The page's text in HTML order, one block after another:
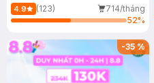
4.9 (123)
714/tháng
52%
-35%